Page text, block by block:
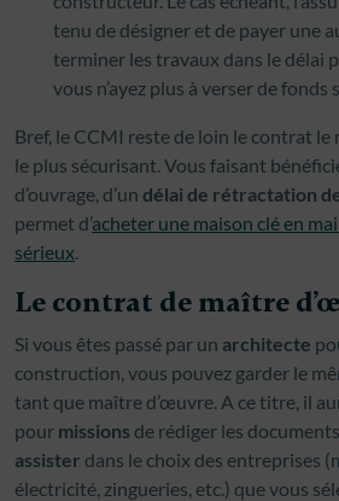
tenu de désigner et de payer une
terminer les travaux dans le délai
vous n’ayez plus à verser de
Bref, le CCMI reste de loin le contrat
le plus sécurisant. Vous faisant
d’ouvrage, d’un délai de rétractation
permet d’acheter une maison clé en
sérieux.
Le contrat de maître
Si vous êtes passé par un architecte
construction, vous pouvez garder le
tant que maître d’œuvre. A ce titre, il
pour missions de rédiger les
assister dans le choix des entreprises
électricité, zingueries, etc.) que vous